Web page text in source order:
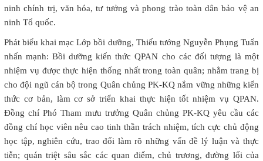
ninh chính trị, văn hóa, tư tưởng và phong trào toàn dân bảo vệ an
ninh Tổ quốc.
Phát biểu khai mạc Lớp bồi dưỡng, Thiếu tướng Nguyễn Phụng Tuấn
nhấn mạnh: Bồi dưỡng kiến thức QPAN cho các đối tượng là một
nhiệm vụ được thực hiện thống nhất trong toàn quân; nhằm trang bị
cho đội ngũ cán bộ trong Quân chủng PK-KQ nắm vững những kiến
thức cơ bản, làm cơ sở triển khai thực hiện tốt nhiệm vụ QPAN.
Đồng chí Phó Tham mưu trưởng Quân chủng PK-KQ yêu cầu các
đồng chí học viên nêu cao tinh thần trách nhiệm, tích cực chủ động
học tập, nghiên cứu, trao đổi làm rõ những vấn đề lý luận và thực
tiễn; quán triệt sâu sắc các quan điểm, chủ trương, đường lối của